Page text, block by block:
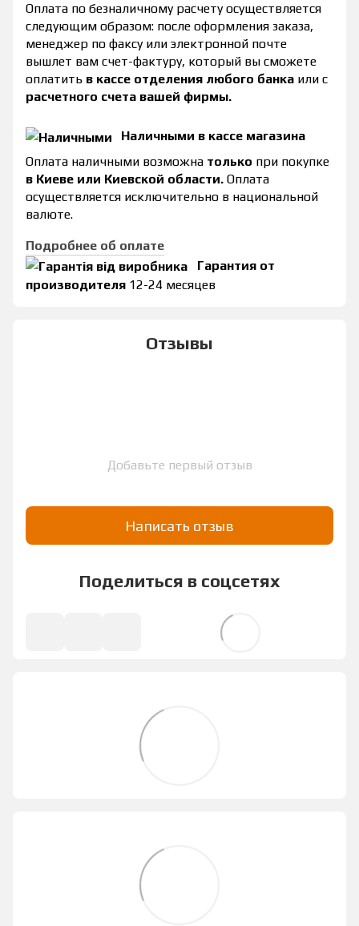
Оплата по безналичному расчету осуществляется
следующим образом: после оформления заказа,
менеджер по факсу или электронной почте
вышлет вам счет-фактуру, который вы сможете
оплатить в кассе отделения любого банка или с
расчетного счета вашей фирмы.
Наличными в кассе магазина
Оплата наличными возможна только при покупке
в Киеве или Киевской области. Оплата
осуществляется исключительно в национальной
валюте.
Подробнее об оплате
Гарантия от
производителя 12-24 месяцев
Отзывы
Добавьте первый отзыв
Написать отзыв
Поделиться в соцсетях